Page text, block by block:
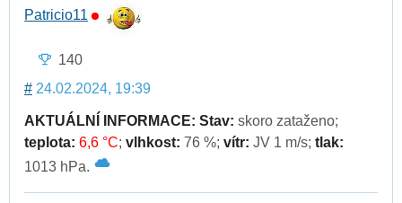
Patricio11
140
# 24.02.2024, 19:39
AKTUÁLNÍ INFORMACE: Stav: skoro zataženo;
teplota: 6,6 °C; vlhkost: 76 %; vítr: JV 1 m/s; tlak:
1013 hPa.